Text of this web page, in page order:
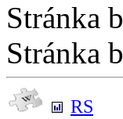
Stránka
Stránka
RS